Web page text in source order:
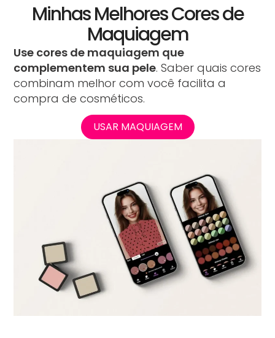
Minhas Melhores Cores de
Maquiagem
Use cores de maquiagem que
complementem sua pele. Saber quais cores
combinam melhor com você facilita a
compra de cosméticos.
USAR MAQUIAGEM